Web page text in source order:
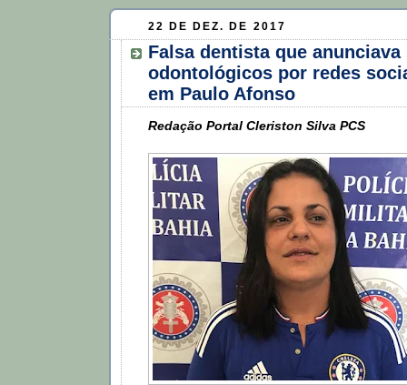
22 DE DEZ. DE 2017
Falsa dentista que
odontológicos por redes
em Paulo Afonso
Redação Portal Cleriston Silva PCS